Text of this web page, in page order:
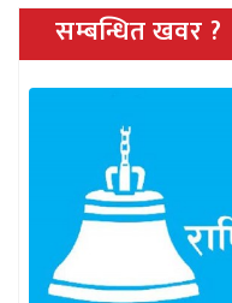
सम्बन्धित खवर ?